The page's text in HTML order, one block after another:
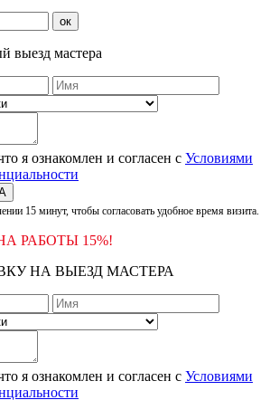
ок
выезд мастера
я ознакомлен и согласен с Условиями
15 минут, чтобы согласовать удобное время визита.
РАБОТЫ 15%!
НА ВЫЕЗД МАСТЕРА
я ознакомлен и согласен с Условиями